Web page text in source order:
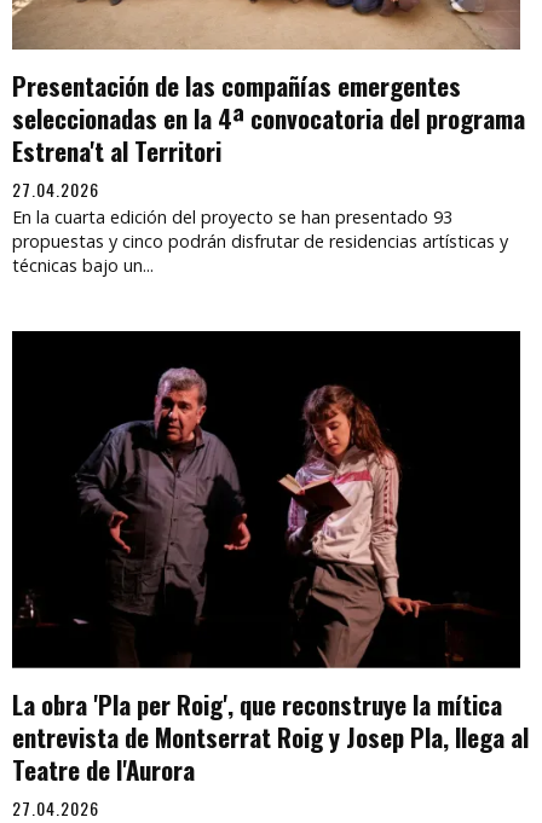
Presentación de las compañías emergentes
seleccionadas en la 4ª convocatoria del programa
Estrena't al Territori
27.04.2026
En la cuarta edición del proyecto se han presentado 93
propuestas y cinco podrán disfrutar de residencias artísticas y
técnicas bajo un...
La obra 'Pla per Roig', que reconstruye la mítica
entrevista de Montserrat Roig y Josep Pla, llega al
Teatre de l'Aurora
27.04.2026